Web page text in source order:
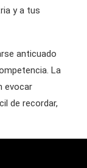
y a tus
anticuado
La
evocar
de recordar,